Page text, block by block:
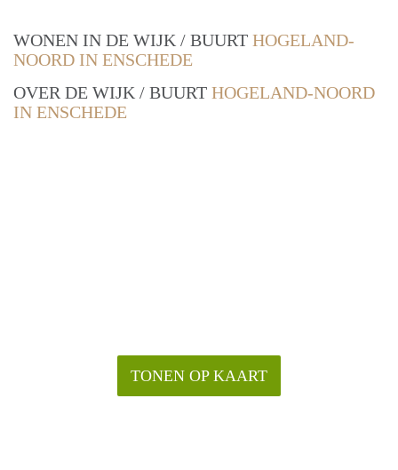
WONEN IN DE WIJK / BUURT HOGELAND-
NOORD IN ENSCHEDE
OVER DE WIJK / BUURT HOGELAND-NOORD
IN ENSCHEDE
TONEN OP KAART